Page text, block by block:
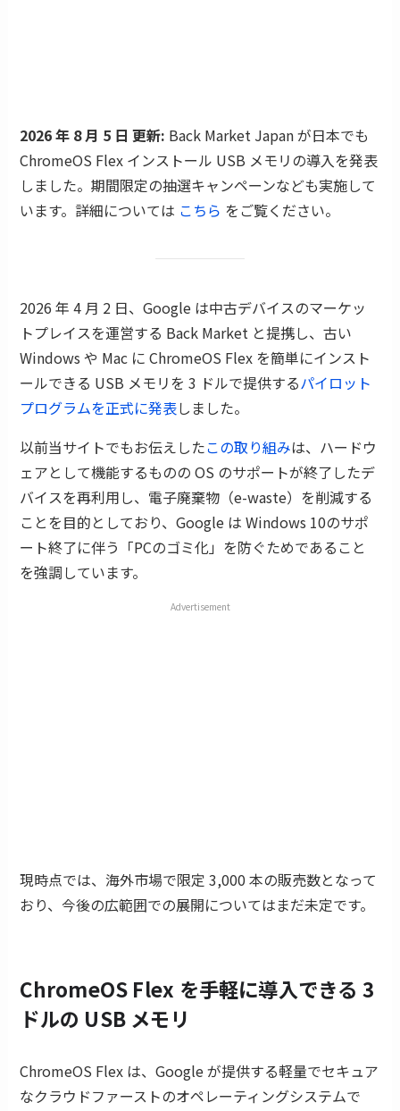
2026 年 8 月 5 日 更新: Back Market Japan が日本でも
ChromeOS Flex インストール USB メモリの導入を発表
しました。期間限定の抽選キャンペーンなども実施して
います。詳細については こちら をご覧ください。
2026 年 4 月 2 日、Google は中古デバイスのマーケッ
トプレイスを運営する Back Market と提携し、古い
Windows や Mac に ChromeOS Flex を簡単にインスト
ールできる USB メモリを 3 ドルで提供するパイロット
プログラムを正式に発表しました。
以前当サイトでもお伝えしたこの取り組みは、ハードウ
ェアとして機能するものの OS のサポートが終了したデ
バイスを再利用し、電子廃棄物（e-waste）を削減する
ことを目的としており、Google は Windows 10のサポ
ート終了に伴う「PCのゴミ化」を防ぐためであること
を強調しています。
Advertisement
現時点では、海外市場で限定 3,000 本の販売数となって
おり、今後の広範囲での展開についてはまだ未定です。
ChromeOS Flex を手軽に導入できる 3
ドルの USB メモリ
ChromeOS Flex は、Google が提供する軽量でセキュア
なクラウドファーストのオペレーティングシステムで